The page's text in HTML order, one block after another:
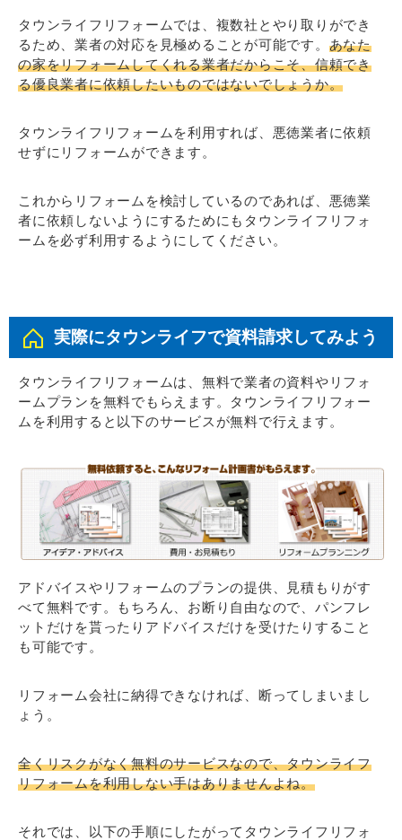
タウンライフリフォームでは、複数社とやり取りができ
るため、業者の対応を見極めることが可能です。 あなた
の家をリフォームしてくれる業者だからこそ、信頼でき
る優良業者に依頼したいものではないでしょうか。
タウンライフリフォームを利用すれば、悪徳業者に依頼
せずにリフォームができます。
これからリフォームを検討しているのであれば、悪徳業
者に依頼しないようにするためにもタウンライフリフォ
ームを必ず利用するようにしてください。
実際にタウンライフで資料請求してみよう
タウンライフリフォームは、無料で業者の資料やリフォ
ームプランを無料でもらえます。タウンライフリフォー
ムを利用すると以下のサービスが無料で行えます。
アドバイスやリフォームのプランの提供、見積もりがす
べて無料です。もちろん、お断り自由なので、パンフレ
ットだけを貰ったりアドバイスだけを受けたりすること
も可能です。
リフォーム会社に納得できなければ、断ってしまいまし
ょう。
全くリスクがなく無料のサービスなので、タウンライフ
リフォームを利用しない手はありませんよね。
それでは、以下の手順にしたがってタウンライフリフォ